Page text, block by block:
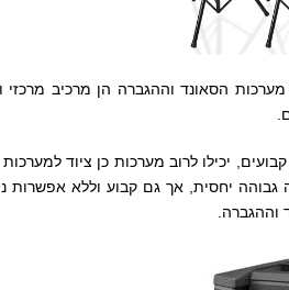
הסאונד וההגברה הן מרכיב
יכילו לרוב מערכות כן ציוד
יחסית, אך גם קבוע וללא אפשרות
וההגברה.